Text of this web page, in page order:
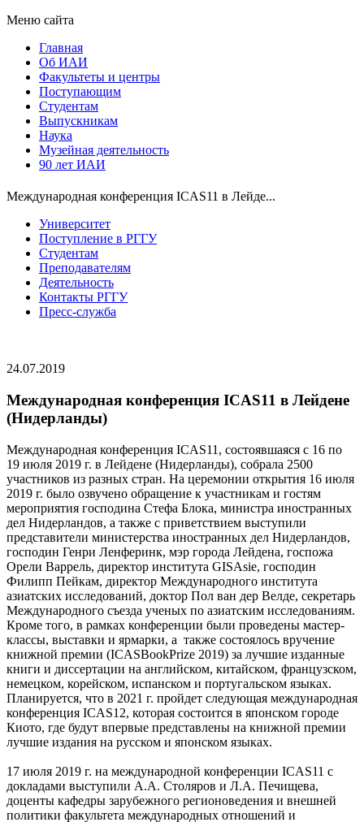
Меню сайта
Главная
Об ИАИ
Факультеты и центры
Поступающим
Студентам
Выпускникам
Наука
Музейная деятельность
90 лет ИАИ
Международная конференция ICAS11 в Лейде...
Университет
Поступление в РГГУ
Студентам
Преподавателям
Деятельность
Контакты РГГУ
Пресс-служба
24.07.2019
Международная конференция ICAS11 в Лейдене
(Нидерланды)
Международная конференция ICAS11, состоявшаяся с 16 по
19 июля 2019 г. в Лейдене (Нидерланды), собрала 2500
участников из разных стран. На церемонии открытия 16 июля
2019 г. было озвучено обращение к участникам и гостям
мероприятия господина Стефа Блока, министра иностранных
дел Нидерландов, а также с приветствием выступили
представители министерства иностранных дел Нидерландов,
господин Генри Ленферинк, мэр города Лейдена, госпожа
Орели Варрель, директор института GISAsie, господин
Филипп Пейкам, директор Международного института
азиатских исследований, доктор Пол ван дер Велде, секретарь
Международного съезда ученых по азиатским исследованиям.
Кроме того, в рамках конференции были проведены мастер-
классы, выставки и ярмарки, а также состоялось вручение
книжной премии (ICASBookPrize 2019) за лучшие изданные
книги и диссертации на английском, китайском, французском,
немецком, корейском, испанском и португальском языках.
Планируется, что в 2021 г. пройдет следующая международная
конференция ICAS12, которая состоится в японском городе
Киото, где будут впервые представлены на книжной премии
лучшие издания на русском и японском языках.
17 июля 2019 г. на международной конференции ICAS11 с
докладами выступили А.А. Столяров и Л.А. Печищева,
доценты кафедры зарубежного регионоведения и внешней
политики факультета международных отношений и